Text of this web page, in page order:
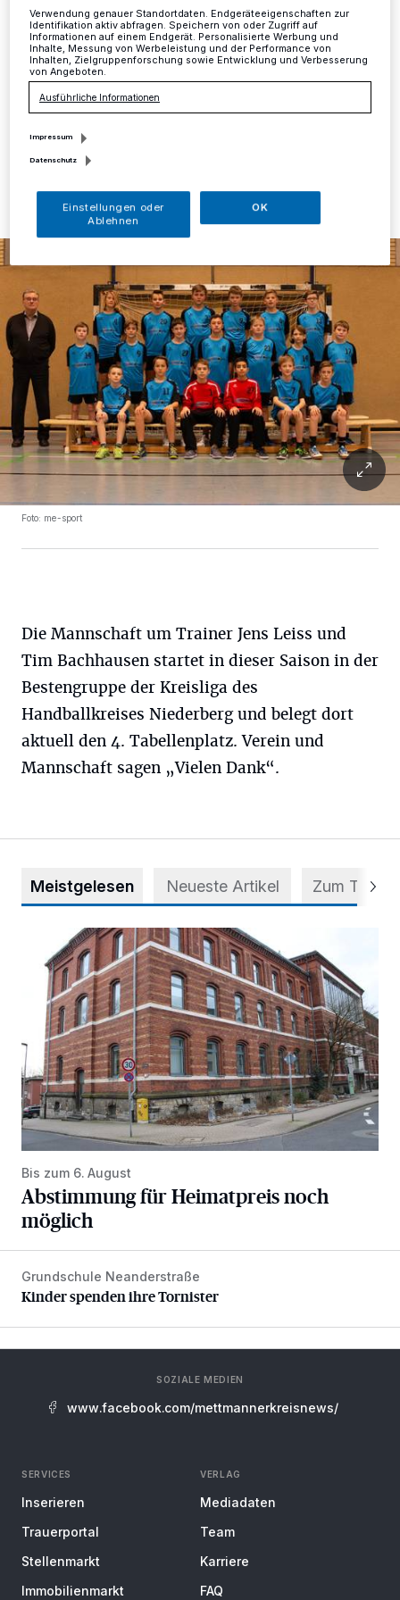
Vergangene Woche übergab die Optik Aßfelder den
Jungen der Handball D-Jugend von me-sport einen
neuen Trikotsatz.
21.11.2019 , 13:25 Uhr
Foto: me-sport
Die Mannschaft um Trainer Jens Leiss und
Tim Bachhausen startet in dieser Saison in der
Bestengruppe der Kreisliga des
Handballkreises Niederberg und belegt dort
aktuell den 4. Tabellenplatz. Verein und
Mannschaft sagen „Vielen Dank“.
Meistgelesen Neueste Artikel Zum Thema
Abstimmung für Heimatpreis noch möglich
Bis zum 6. August
Abstimmung für Heimatpreis noch
möglich
Kinder spenden ihre Tornister
Grundschule Neanderstraße
Kinder spenden ihre Tornister
SOZIALE MEDIEN
www.facebook.com/mettmannerkreisnews/
SERVICES
Inserieren
Trauerportal
Stellenmarkt
Immobilienmarkt
VERLAG
Mediadaten
Team
Karriere
FAQ
Verwendung genauer Standortdaten. Endgeräteeigenschaften zur
Identifikation aktiv abfragen. Speichern von oder Zugriff auf
Informationen auf einem Endgerät. Personalisierte Werbung und
Inhalte, Messung von Werbeleistung und der Performance von
Inhalten, Zielgruppenforschung sowie Entwicklung und Verbesserung
von Angeboten.
Ausführliche Informationen
Impressum
Datenschutz
Einstellungen oder
Ablehnen
OK